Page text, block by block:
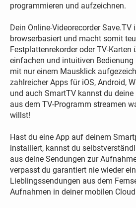
programmieren und aufzeichnen.
Dein Online-Videorecorder
browserbasiert und macht somit
Festplattenrekorder oder TV-Karten
einfachen und intuitiven Bedienung
mit nur einem Mausklick
zahlreicher Apps für iOS, Android,
und auch SmartTV kannst du
aus dem TV-Programm streamen
willst!
Hast du eine App auf deinem
installiert, kannst du
aus deine Sendungen zur
verpasst du garantiert nie wieder
Lieblingssendungen aus dem
Aufnahmen in deiner mobilen